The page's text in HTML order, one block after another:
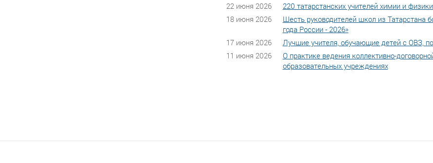
22 июня 2026
220 татарстанских учителей химии и
18 июня 2026
Шесть руководителей школ из Татарстана
года России - 2026»
17 июня 2026
Лучшие учителя, обучающие детей с ОВЗ,
11 июня 2026
О практике ведения коллективно-
образовательных учреждениях